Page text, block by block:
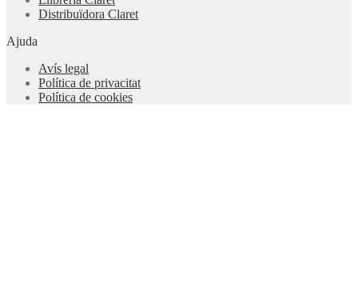
Distribuïdora Claret
Ajuda
Avís legal
Política de privacitat
Política de cookies